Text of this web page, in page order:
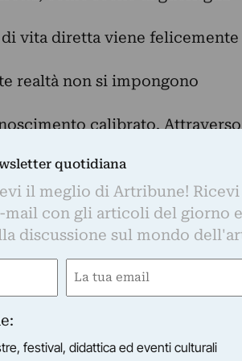
di vita diretta viene felicemente
realtà non si impongono
calibrato. Attraverso
ritratti e nelle scene d'assieme
sicura del
nei ritratti che nei dipinti di
i soggetti rappresentati.
le immagini trasmesse da
quotidiana
il meglio di Artribune! Ricevi
mail con gli articoli del giorno e
discussione sul mondo
Email
festival, didattica ed eventi culturali